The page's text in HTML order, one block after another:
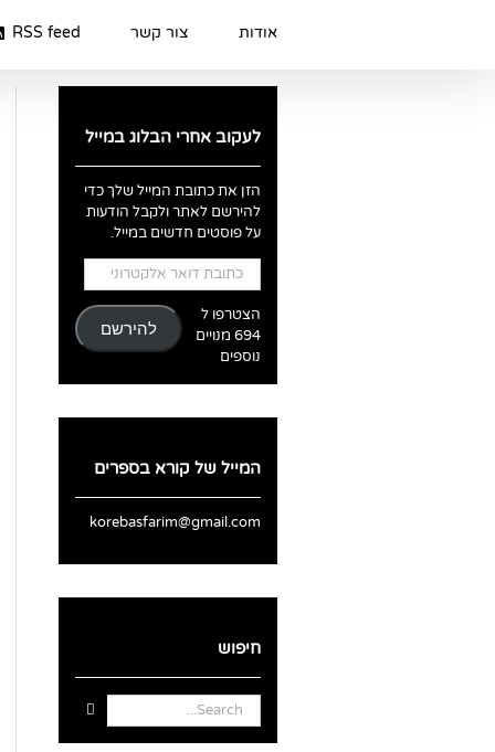
אודות צור קשר RSS feed
לעקוב אחרי הבלוג במייל
הזן את כתובת המייל שלך כדי
להירשם לאתר ולקבל הודעות
על פוסטים חדשים במייל.
כתובת
דואר
אלקטרוני
להירשם
הצטרפו ל
694 מנויים
נוספים
המייל של קורא בספרים
korebasfarim@gmail.com
חיפוש
Search
for: